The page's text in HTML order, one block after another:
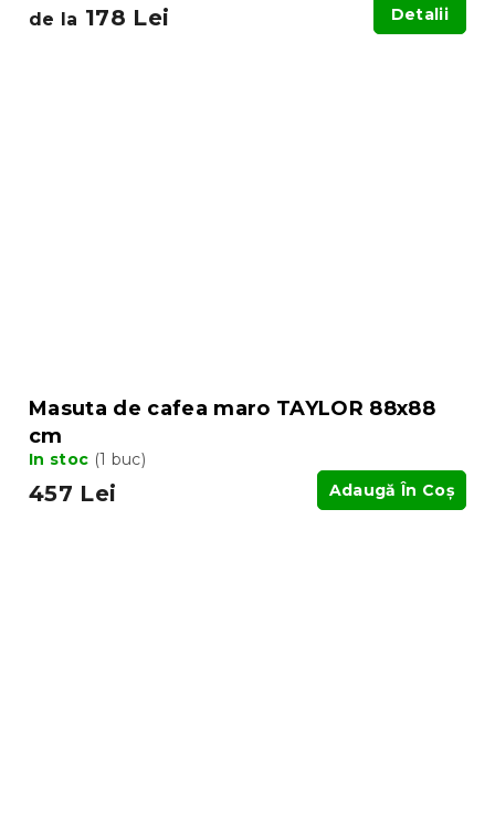
de la 178 Lei Detalii
Masuta de cafea maro TAYLOR 88x88
cm
In stoc (1 buc)
457 Lei Adaugă În Coş